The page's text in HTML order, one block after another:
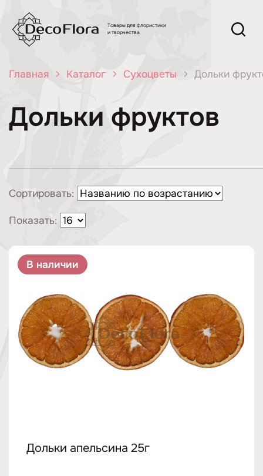
Товары для флористики
и творчества
Главная Каталог Сухоцветы Дольки
Дольки фруктов
Сортировать:
Показать:
В наличии
Дольки апельсина 25г